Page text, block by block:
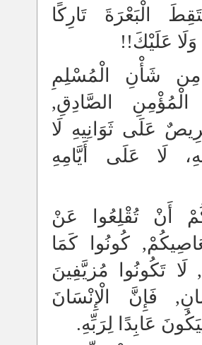
الْبَعْرَةَ تَارِكًا
وَلَا عَلَيْكَ!!
شَأْنِ الْمُسْلِمِ
الْمُؤْمِنِ الصَّادِقِ,
عَلَى ثَوَانِيهِ لَا
لَا عَلَى أَيَّامِهِ
أَنْ تُقْلِعُوا عَنْ
كُونُوا كَمَا
لَا تَكُونُوا مُزيَّفِينَ
فَإِنَّ الْإِنْسَانَ
عَابِدًا لِرَبِّهِ.